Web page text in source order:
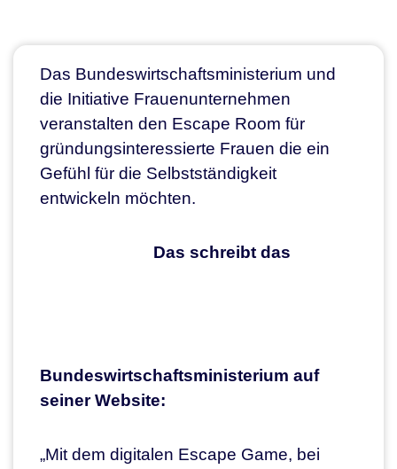
Das Bundeswirtschaftsministerium und
die Initiative Frauenunternehmen
veranstalten den Escape Room für
gründungsinteressierte Frauen die ein
Gefühl für die Selbstständigkeit
entwickeln möchten.
Das schreibt das
Bundeswirtschaftsministerium auf
seiner Website:
„Mit dem digitalen Escape Game, bei